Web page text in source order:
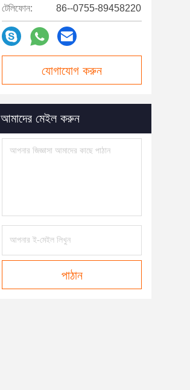
টেলিফোন: 86--0755-89458220
যোগাযোগ করুন
আমাদের মেইল ​​করুন
পাঠান